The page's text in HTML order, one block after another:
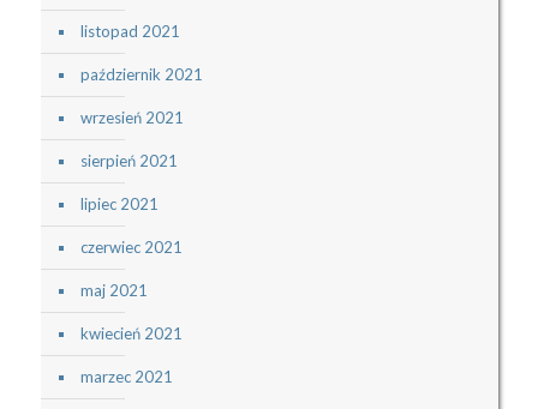
listopad 2021
październik 2021
wrzesień 2021
sierpień 2021
lipiec 2021
czerwiec 2021
maj 2021
kwiecień 2021
marzec 2021